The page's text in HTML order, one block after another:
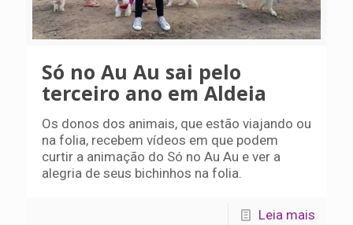
Só no Au Au sai pelo
terceiro ano em Aldeia
Os donos dos animais, que estão viajando ou
na folia, recebem vídeos em que podem
curtir a animação do Só no Au Au e ver a
alegria de seus bichinhos na folia.
Leia mais